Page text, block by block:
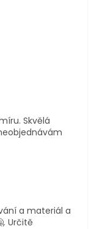
hvězdiček.
hvězdiček.
Skvělá
hvězdiček.
a materiál a
Určitě